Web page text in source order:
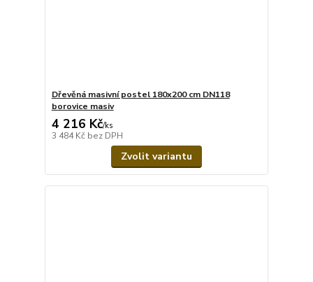
Dřevěná masivní postel 180x200 cm DN118
borovice masiv
4 216 Kč/ks
3 484 Kč bez DPH
Zvolit variantu